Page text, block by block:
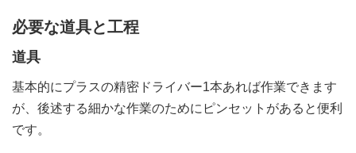
必要な道具と工程
道具
基本的にプラスの精密ドライバー1本あれば作業できます
が、後述する細かな作業のためにピンセットがあると便利
です。